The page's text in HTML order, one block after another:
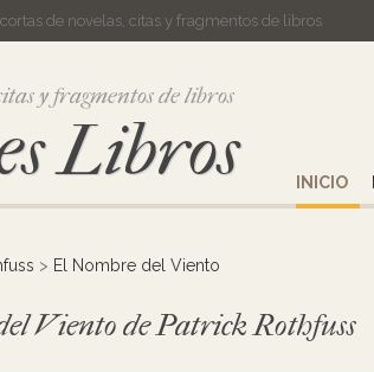
de novelas, citas y fragmentos de libros
y fragmentos de libros
Libros INICIO
> El Nombre del Viento
Viento de Patrick Rothfuss